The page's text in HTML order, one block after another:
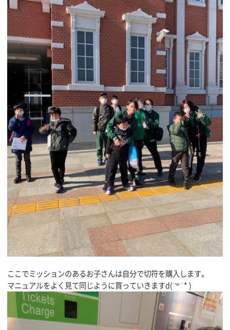
ここでミッションのあるお子さんは自分で切符を購入します。
マニュアルをよく見て同じように買っていきますd(˙꒳ ˙* )